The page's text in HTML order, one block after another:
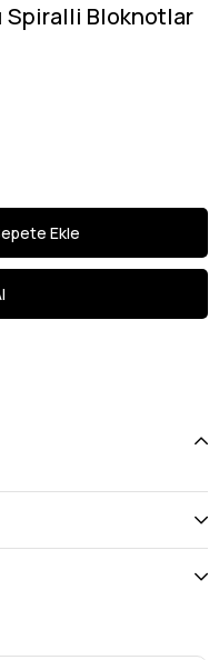
Spiralli Bloknotlar